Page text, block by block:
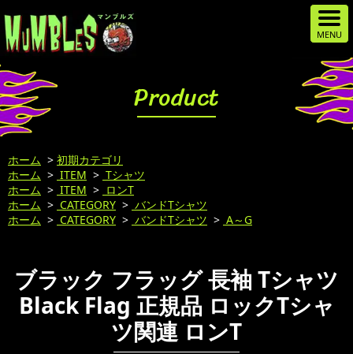
Product
ホーム > 初期カテゴリ
ホーム > ITEM > Tシャツ
ホーム > ITEM > ロンT
ホーム > CATEGORY > バンドTシャツ
ホーム > CATEGORY > バンドTシャツ > A～G
ブラック フラッグ 長袖 Tシャツ
Black Flag 正規品 ロックTシャ
ツ関連 ロンT